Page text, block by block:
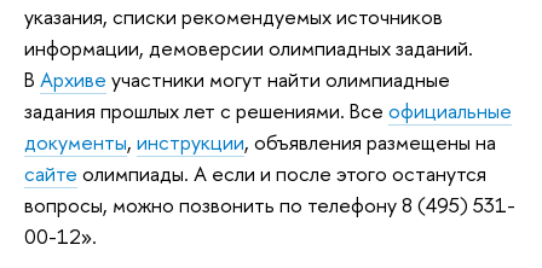
указания, списки рекомендуемых источников
информации, демоверсии олимпиадных заданий.
В Архиве участники могут найти олимпиадные
задания прошлых лет с решениями. Все официальные
документы, инструкции, объявления размещены на
сайте олимпиады. А если и после этого останутся
вопросы, можно позвонить по телефону 8 (495) 531-
00-12».